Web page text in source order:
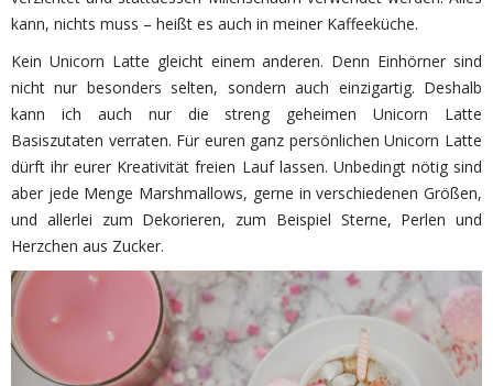
kann, nichts muss – heißt es auch in meiner Kaffeeküche.
Kein Unicorn Latte gleicht einem anderen. Denn Einhörner sind
nicht nur besonders selten, sondern auch einzigartig. Deshalb
kann ich auch nur die streng geheimen Unicorn Latte
Basiszutaten verraten. Für euren ganz persönlichen Unicorn Latte
dürft ihr eurer Kreativität freien Lauf lassen. Unbedingt nötig sind
aber jede Menge Marshmallows, gerne in verschiedenen Größen,
und allerlei zum Dekorieren, zum Beispiel Sterne, Perlen und
Herzchen aus Zucker.